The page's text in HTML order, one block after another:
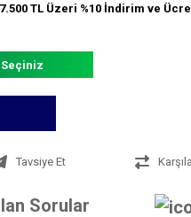
7.500 TL Üzeri %10 İndirim ve
Seçiniz
Tavsiye Et
Sorular